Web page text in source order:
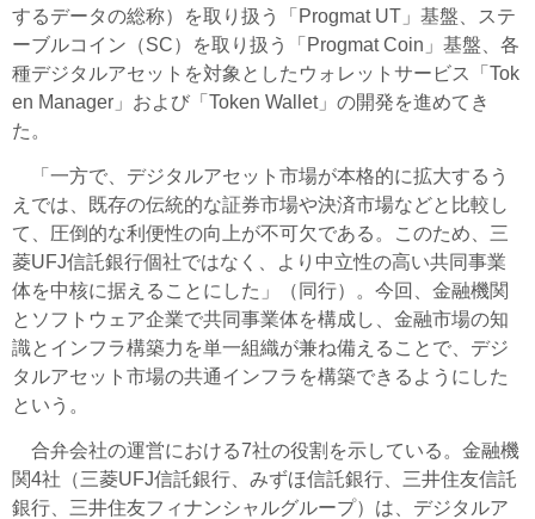
するデータの総称）を取り扱う「Progmat UT」基盤、ステ
ーブルコイン（SC）を取り扱う「Progmat Coin」基盤、各
種デジタルアセットを対象としたウォレットサービス「Tok
en Manager」および「Token Wallet」の開発を進めてき
た。
「一方で、デジタルアセット市場が本格的に拡大するう
えでは、既存の伝統的な証券市場や決済市場などと比較し
て、圧倒的な利便性の向上が不可欠である。このため、三
菱UFJ信託銀行個社ではなく、より中立性の高い共同事業
体を中核に据えることにした」（同行）。今回、金融機関
とソフトウェア企業で共同事業体を構成し、金融市場の知
識とインフラ構築力を単一組織が兼ね備えることで、デジ
タルアセット市場の共通インフラを構築できるようにした
という。
合弁会社の運営における7社の役割を示している。金融機
関4社（三菱UFJ信託銀行、みずほ信託銀行、三井住友信託
銀行、三井住友フィナンシャルグループ）は、デジタルア